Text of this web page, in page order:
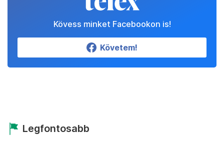
Kövess minket Facebookon is!
Követem!
Legfontosabb